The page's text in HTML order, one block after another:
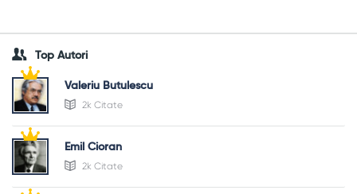
Top Autori
Valeriu Butulescu
2k Citate
Emil Cioran
2k Citate